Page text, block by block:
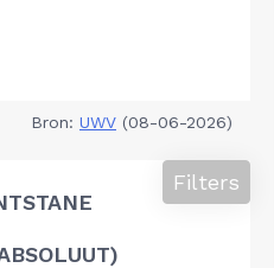
Bron: UWV (08-06-2026)
Filters